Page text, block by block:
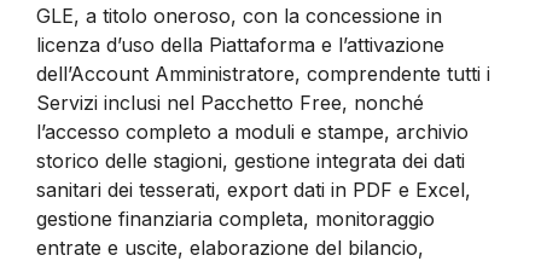
GLE, a titolo oneroso, con la concessione in
licenza d’uso della Piattaforma e l’attivazione
dell’Account Amministratore, comprendente tutti i
Servizi inclusi nel Pacchetto Free, nonché
l’accesso completo a moduli e stampe, archivio
storico delle stagioni, gestione integrata dei dati
sanitari dei tesserati, export dati in PDF e Excel,
gestione finanziaria completa, monitoraggio
entrate e uscite, elaborazione del bilancio,